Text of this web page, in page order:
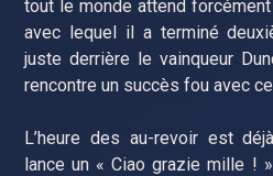
tout le monde attend
avec lequel il a terminé
juste derrière le vainqueur
rencontre un succès fou avec
L’heure des au-revoir est
lance un « Ciao grazie mille !